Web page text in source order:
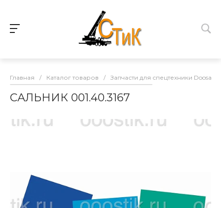
Главная / Каталог товаров / Запчасти для спецтехники Doosan
САЛЬНИК 001.40.3167